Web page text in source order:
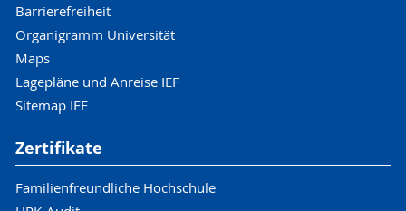
Barrierefreiheit
Organigramm Universität
Maps
Lagepläne und Anreise IEF
Sitemap IEF
Zertifikate
Familienfreundliche Hochschule